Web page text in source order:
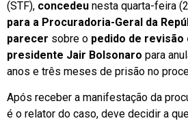
(STF), concedeu nesta quarta-feira
para a Procuradoria-Geral da
parecer sobre o pedido de revisão
presidente Jair Bolsonaro para
anos e três meses de prisão no
Após receber a manifestação da
é o relator do caso, deve decidir a